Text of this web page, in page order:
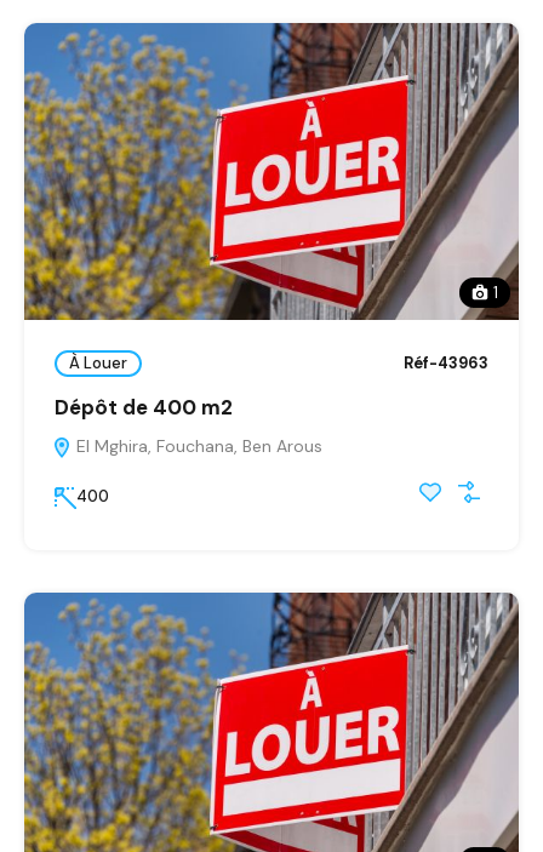
1
À Louer Réf-43963
Dépôt de 400 m2
El Mghira, Fouchana, Ben Arous
400